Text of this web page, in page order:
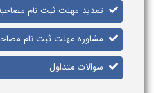
تمدید مهلت ثبت نام مصاحبه
مشاوره مهلت ثبت نام مصاحبه
سوالات متداول